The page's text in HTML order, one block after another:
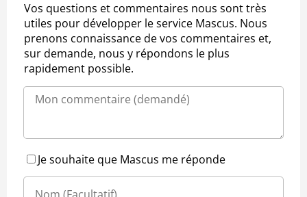
Vos questions et commentaires nous sont très
utiles pour développer le service Mascus. Nous
prenons connaissance de vos commentaires et,
sur demande, nous y répondons le plus
rapidement possible.
Je souhaite que Mascus me réponde